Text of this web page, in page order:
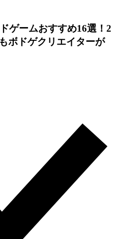
ゲームおすすめ16選！2
ボドゲクリエイターが